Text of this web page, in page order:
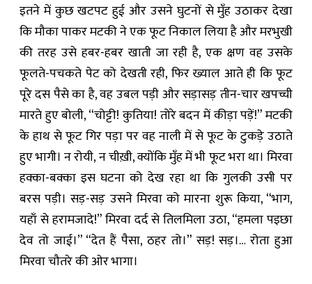
इतने में कुछ खटपट हुई और उसने घुटनों से मुँह उठाकर देखा
कि मौका पाकर मटकी ने एक फूट निकाल लिया है और मरभुखी
की तरह उसे हबर-हबर खाती जा रही है, एक क्षण वह उसके
फूलते-पचकते पेट को देखती रही, फिर ख्याल आते ही कि फूट
पूरे दस पैसे का है, वह उबल पड़ी और सड़ासड़ तीन-चार खपच्ची
मारते हुए बोली, “चोट्टी! कुतिया! तोरे बदन में कीड़ा पड़ें!” मटकी
के हाथ से फूट गिर पड़ा पर वह नाली में से फूट के टुकड़े उठाते
हुए भागी। न रोयी, न चीख़ी, क्योंकि मुँह में भी फूट भरा था। मिरवा
हक्का-बक्का इस घटना को देख रहा था कि गुलकी उसी पर
बरस पड़ी। सड़-सड़ उसने मिरवा को मारना शुरू किया, “भाग,
यहाँ से हरामजादे!” मिरवा दर्द से तिलमिला उठा, “हमला पइछा
देव तो जाई।” “देत हैं पैसा, ठहर तो।” सड़! सड़।… रोता हुआ
मिरवा चौतरे की ओर भागा।